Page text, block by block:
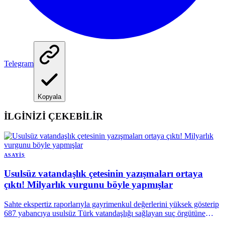
Telegram
Kopyala
İLGİNİZİ ÇEKEBİLİR
ASAYIŞ
Usulsüz vatandaşlık çetesinin yazışmaları ortaya
çıktı! Milyarlık vurgunu böyle yapmışlar
Sahte ekspertiz raporlarıyla gayrimenkul değerlerini yüksek gösterip
687 yabancıya usulsüz Türk vatandaşlığı sağlayan suç örgütüne